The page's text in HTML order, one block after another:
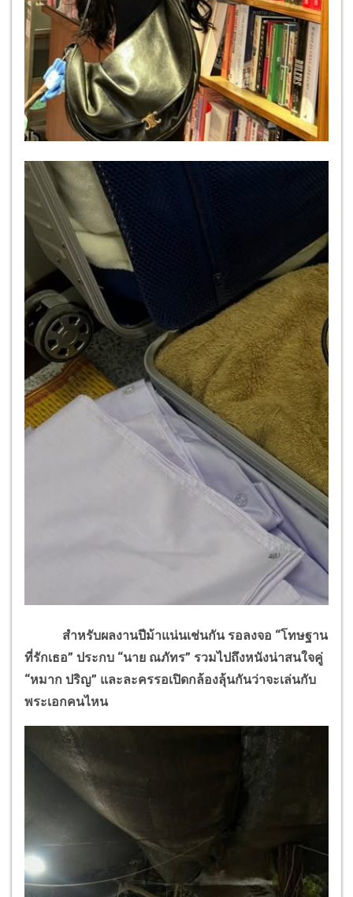
สำหรับผลงานปีม้าแน่นเช่นกัน รอลงจอ “โทษฐาน
ที่รักเธอ” ประกบ “นาย ณภัทร” รวมไปถึงหนังน่าสนใจคู่
“หมาก ปริญ” และละครรอเปิดกล้องลุ้นกันว่าจะเล่นกับ
พระเอกคนไหน